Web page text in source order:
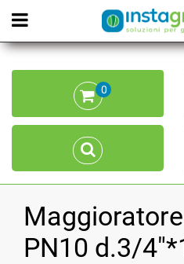
Open menu
0
PN10 d.3/